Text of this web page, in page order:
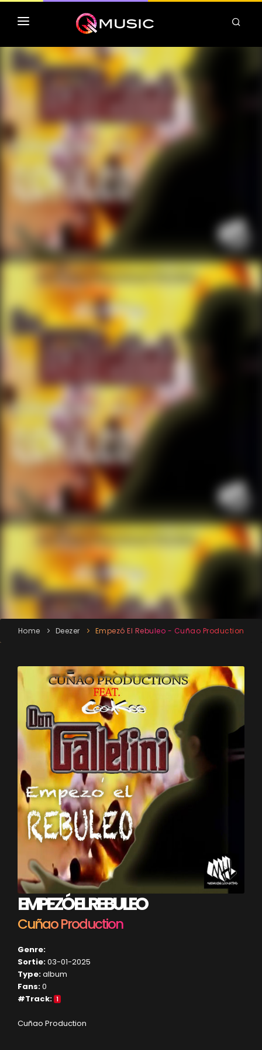
TOP MP3 ITUNES
TOP ALBUMS ITUNES
CLASSEMENT DEEZER
Home Deezer Empezó El Rebuleo - Cuñao Production
EMPEZÓ EL REBULEO
Cuñao Production
Genre:
Sortie:03-01-2025
Type:album
Fans:0
#Track: 1
Cuñao Production